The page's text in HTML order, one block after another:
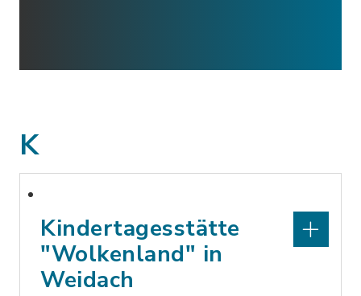
K
Kindertagesstätte
"Wolkenland" in
Weidach